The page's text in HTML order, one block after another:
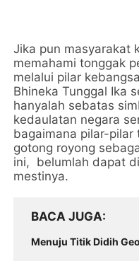
Jika pun masyarakat
memahami tonggak
melalui pilar
Bhineka Tunggal Ika
hanyalah sebatas
kedaulatan negara
bagaimana pilar-
gotong royong
ini, belumlah dapat
mestinya.
BACA JUGA
Menuju Titik Didih